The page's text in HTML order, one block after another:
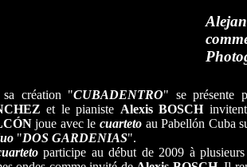
sa création "CUBADENTRO" se présente
et le pianiste Alexis BOSCH
joue avec le cuartetoau Pabellón Cuba
"DOS GARDENIAS".
participe au début de 2009 à